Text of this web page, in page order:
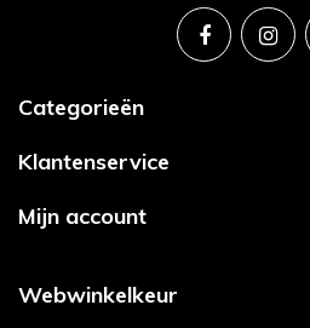
Categorieën
Klantenservice
Mijn account
Webwinkelkeur